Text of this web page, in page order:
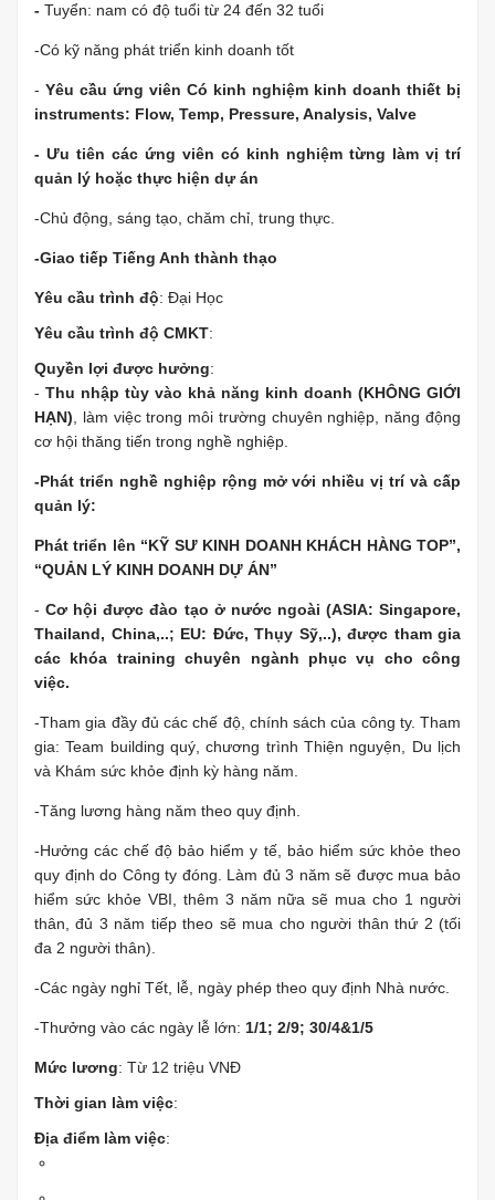
- Tuyển: nam có độ tuổi từ 24 đến 32 tuổi
-Có kỹ năng phát triển kinh doanh tốt
- Yêu cầu ứng viên Có kinh nghiệm kinh doanh thiết bị
instruments: Flow, Temp, Pressure, Analysis, Valve
- Ưu tiên các ứng viên có kinh nghiệm từng làm vị trí
quản lý hoặc thực hiện dự án
-Chủ động, sáng tạo, chăm chỉ, trung thực.
-Giao tiếp Tiếng Anh thành thạo
Yêu cầu trình độ: Đại Học
Yêu cầu trình độ CMKT:
Quyền lợi được hưởng:
- Thu nhập tùy vào khả năng kinh doanh (KHÔNG GIỚI
HẠN) , làm việc trong môi trường chuyên nghiệp, năng động
cơ hội thăng tiến trong nghề nghiệp.
-Phát triển nghề nghiệp rộng mở với nhiều vị trí và cấp
quản lý:
Phát triển lên “KỸ SƯ KINH DOANH KHÁCH HÀNG TOP”,
“QUẢN LÝ KINH DOANH DỰ ÁN”
- Cơ hội được đào tạo ở nước ngoài (ASIA: Singapore,
Thailand, China,..; EU: Đức, Thụy Sỹ,..), được tham gia
các khóa training chuyên ngành phục vụ cho công
việc.
-Tham gia đầy đủ các chế độ, chính sách của công ty. Tham
gia: Team building quý, chương trình Thiện nguyện, Du lịch
và Khám sức khỏe định kỳ hàng năm.
-Tăng lương hàng năm theo quy định.
-Hưởng các chế độ bảo hiểm y tế, bảo hiểm sức khỏe theo
quy định do Công ty đóng. Làm đủ 3 năm sẽ được mua bảo
hiểm sức khỏe VBI, thêm 3 năm nữa sẽ mua cho 1 người
thân, đủ 3 năm tiếp theo sẽ mua cho người thân thứ 2 (tối
đa 2 người thân).
-Các ngày nghỉ Tết, lễ, ngày phép theo quy định Nhà nước.
-Thưởng vào các ngày lễ lớn: 1/1; 2/9; 30/4&1/5
Mức lương: Từ 12 triệu VNĐ
Thời gian làm việc:
Địa điểm làm việc: